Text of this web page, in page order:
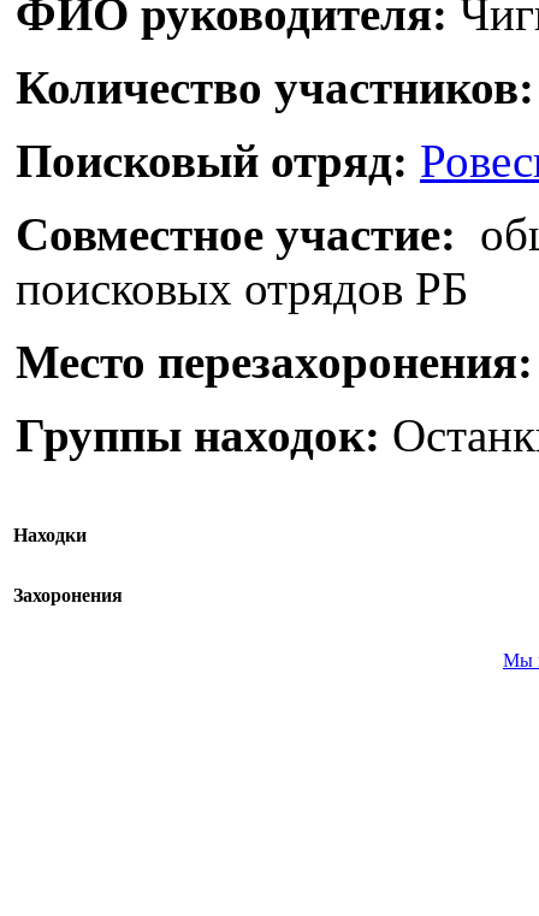
ФИО руководителя:
Количество участников:
Поисковый отряд:
Совместное участие:
поисковых отрядов РБ
Место перезахоронения:
Группы находок:
Находки
Захоронения
Мы